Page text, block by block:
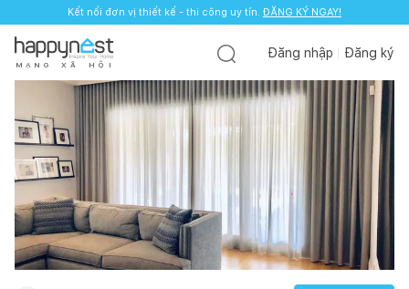
Kết nối đơn vị thiết kế - thi công uy tín. ĐĂNG KÝ NGAY!
M Ạ N G X Ã H Ộ I
Đăng nhập Đăng ký